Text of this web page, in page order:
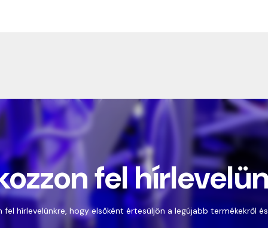
fel
fel hírlevelünkre, hogy elsőként értesüljön a legújabb termékekről